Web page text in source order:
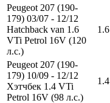
Peugeot 207 (190-
179) 03/07 - 12/12
Hatchback van 1.6
VTi Petrol 16V (120
л.с.)
1.6
Peugeot 207 (190-
179) 10/09 - 12/12
Хэтчбек 1.4 VTi
Petrol 16V (98 л.с.)
1.4